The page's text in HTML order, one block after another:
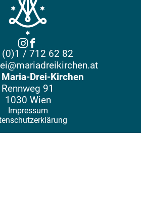
(0)1 / 712 62 82
Drei-Kirchen
Rennweg 91
1030 Wien
Impressum